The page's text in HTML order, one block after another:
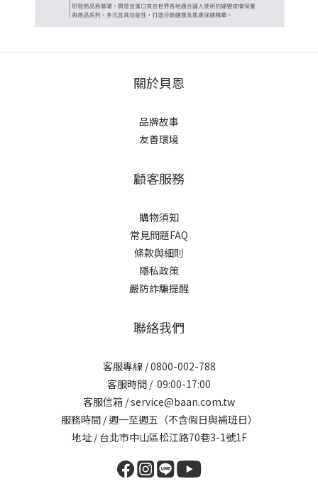
關於貝恩
品牌故事
友善環境
顧客服務
購物須知
常見問題FAQ
條款與細則
隱私政策
嚴防詐騙提醒
聯絡我們
客服專線 / 0800-002-788
客服時間 / 09:00-17:00
客服信箱 / service@baan.com.tw
服務時間 / 週一至週五（不含假日與補班日）
地址 / 台北市中山區松江路70巷3-1號1F